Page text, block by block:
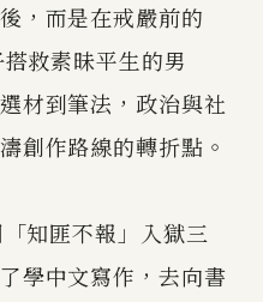
，而是在戒嚴前的
救素昧平生的男
材到筆法，政治與社
創作路線的轉折點。
知匪不報」入獄三
學中文寫作，去向書